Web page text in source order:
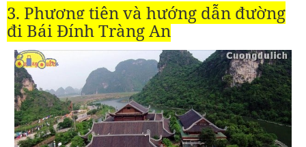
3. Phương tiện và hướng dẫn đường
đi Bái Đính Tràng An